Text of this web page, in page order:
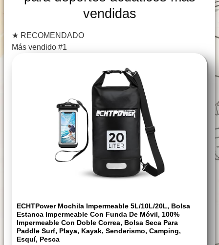
vendidas
★ RECOMENDADO
Más vendido #1
ECHTPower Mochila Impermeable 5L/10L/20L, Bolsa
Estanca Impermeable Con Funda De Móvil, 100%
Impermeable Con Doble Correa, Bolsa Seca Para
Paddle Surf, Playa, Kayak, Senderismo, Camping,
Esquí, Pesca